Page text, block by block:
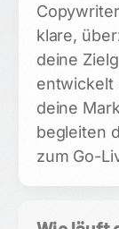
klare,
deine
entwickelt
deine
begleiten
zum Go-